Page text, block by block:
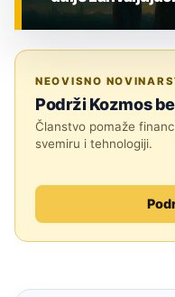
NEOVISNO
Podrži Kozmos
Članstvo pomaže
svemiru i tehnologiji.